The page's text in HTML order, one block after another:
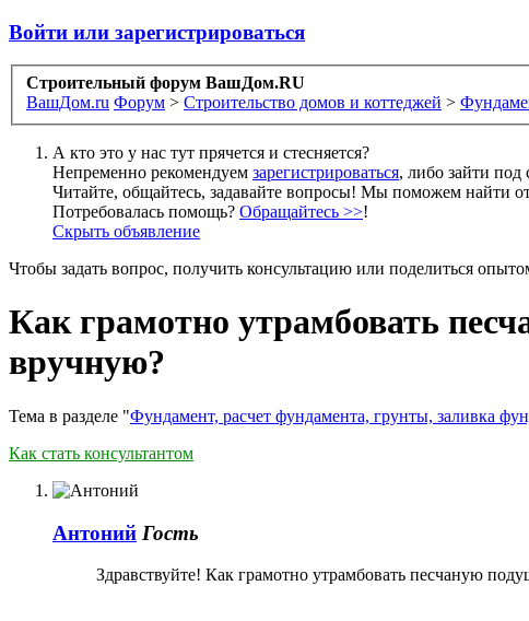
Войти или зарегистрироваться
Строительный форум ВашДом.RU
ВашДом.ru Форум > Строительство домов и коттеджей >
А кто это у нас тут прячется и стесняется?
Непременно рекомендуем зарегистрироваться, либо зайти
Читайте, общайтесь, задавайте вопросы! Мы поможем найти
Потребовалась помощь? Обращайтесь >>!
Скрыть объявление
Чтобы задать вопрос, получить консультацию или поделиться
Как грамотно утрамбовать
вручную?
Тема в разделе "Фундамент, расчет фундамента, грунты, заливка
Как стать консультантом
Антоний Гость
Здравствуйте! Как грамотно утрамбовать песчаную